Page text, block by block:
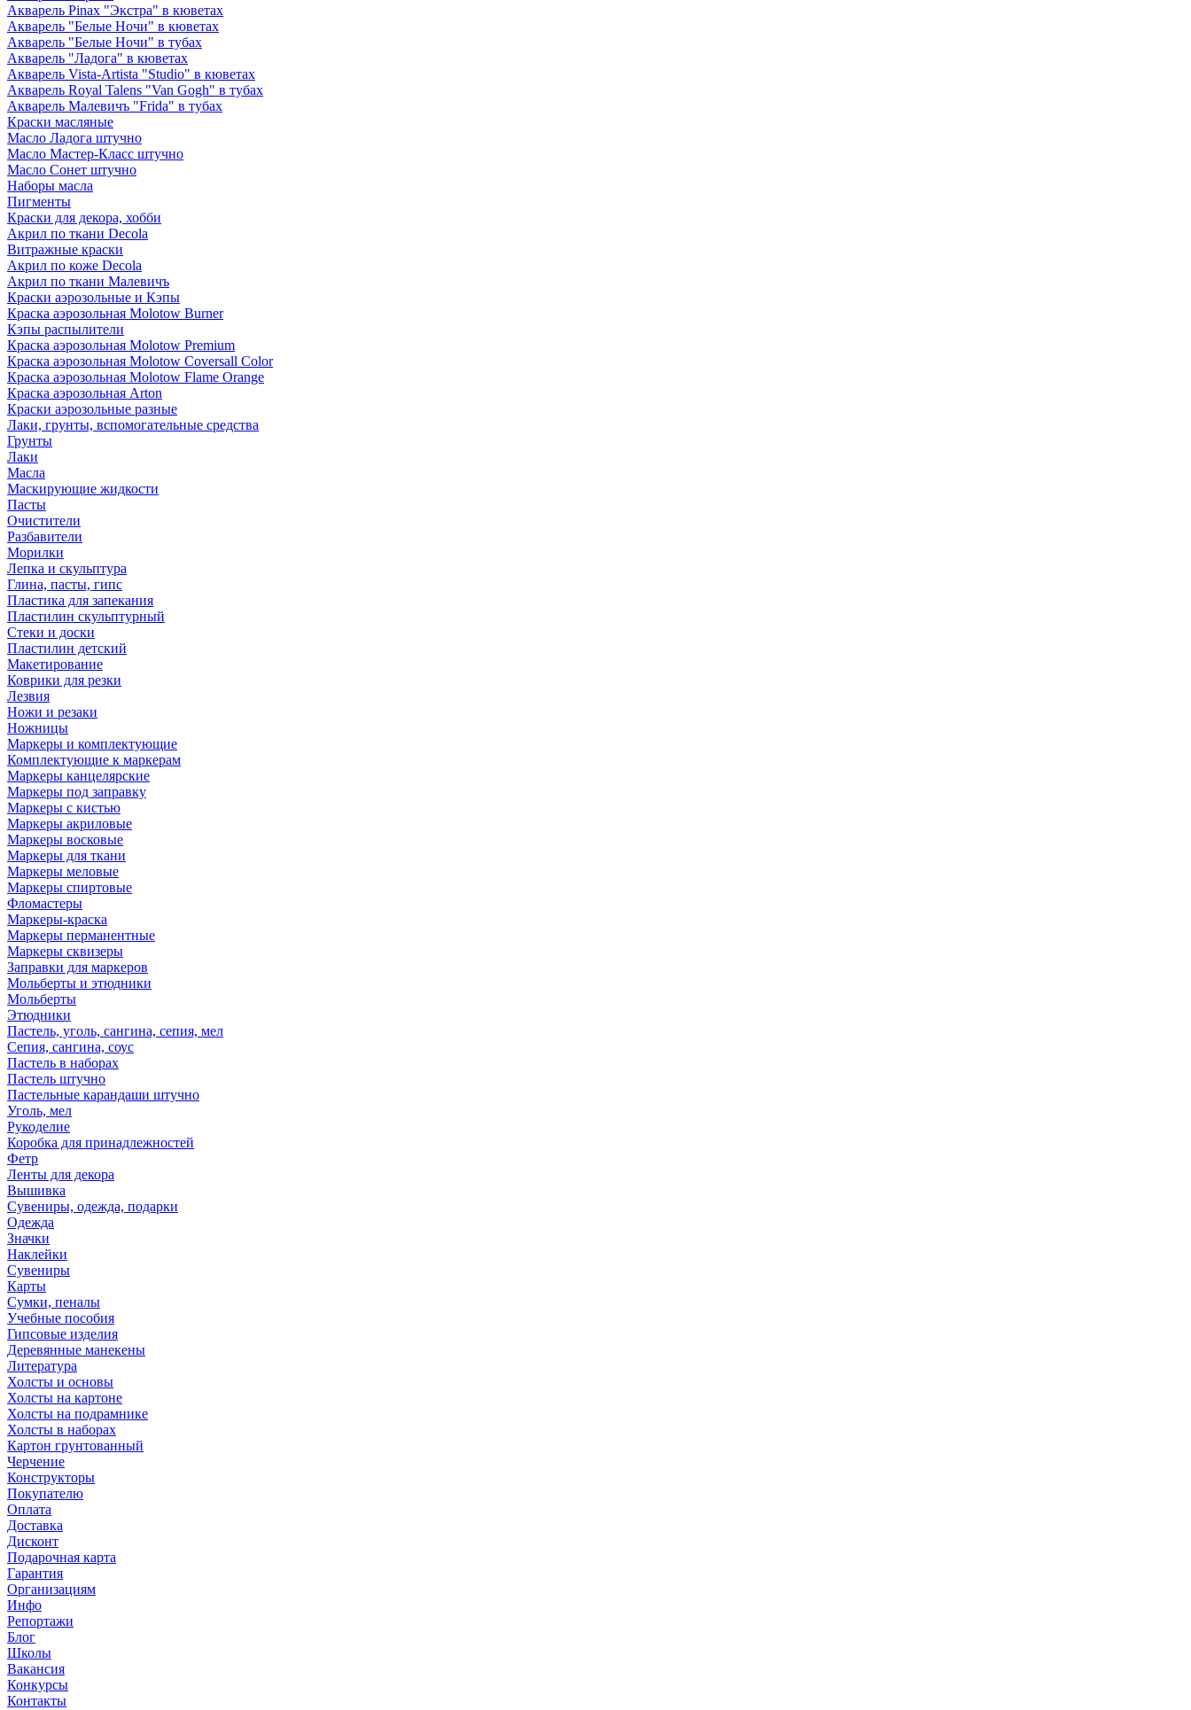
Акварель Pinax "Экстра" в кюветах
Акварель "Белые Ночи" в кюветах
Акварель "Белые Ночи" в тубах
Акварель "Ладога" в кюветах
Акварель Vista-Artista "Studio" в кюветах
Акварель Royal Talens "Van Gogh" в тубах
Акварель Малевичъ "Frida" в тубах
Краски масляные
Масло Ладога штучно
Масло Мастер-Класс штучно
Масло Сонет штучно
Наборы масла
Пигменты
Краски для декора, хобби
Акрил по ткани Decola
Витражные краски
Акрил по коже Decola
Акрил по ткани Малевичъ
Краски аэрозольные и Кэпы
Краска аэрозольная Molotow Burner
Кэпы распылители
Краска аэрозольная Molotow Premium
Краска аэрозольная Molotow Coversall Color
Краска аэрозольная Molotow Flame Orange
Краска аэрозольная Arton
Краски аэрозольные разные
Лаки, грунты, вспомогательные средства
Грунты
Лаки
Масла
Маскирующие жидкости
Пасты
Очистители
Разбавители
Морилки
Лепка и скульптура
Глина, пасты, гипс
Пластика для запекания
Пластилин скульптурный
Стеки и доски
Пластилин детский
Макетирование
Коврики для резки
Лезвия
Ножи и резаки
Ножницы
Маркеры и комплектующие
Комплектующие к маркерам
Маркеры канцелярские
Маркеры под заправку
Маркеры с кистью
Маркеры акриловые
Маркеры восковые
Маркеры для ткани
Маркеры меловые
Маркеры спиртовые
Фломастеры
Маркеры-краска
Маркеры перманентные
Маркеры сквизеры
Заправки для маркеров
Мольберты и этюдники
Мольберты
Этюдники
Пастель, уголь, сангина, сепия, мел
Сепия, сангина, соус
Пастель в наборах
Пастель штучно
Пастельные карандаши штучно
Уголь, мел
Рукоделие
Коробка для принадлежностей
Фетр
Ленты для декора
Вышивка
Сувениры, одежда, подарки
Одежда
Значки
Наклейки
Сувениры
Карты
Сумки, пеналы
Учебные пособия
Гипсовые изделия
Деревянные манекены
Литература
Холсты и основы
Холсты на картоне
Холсты на подрамнике
Холсты в наборах
Картон грунтованный
Черчение
Конструкторы
Покупателю
Оплата
Доставка
Дисконт
Подарочная карта
Гарантия
Организациям
Инфо
Репортажи
Блог
Школы
Вакансия
Конкурсы
Контакты